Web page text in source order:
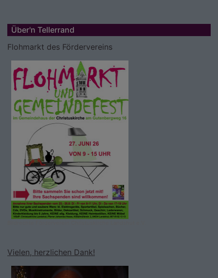
Über'n Tellerrand
Flohmarkt des Fördervereins
Vielen, herzlichen Dank!